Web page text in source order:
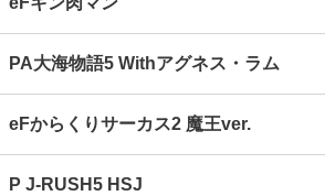
PA大海物語5 Withアグネス・ラム
eFからくりサーカス2 魔王ver.
P J‐RUSH5 HSJ